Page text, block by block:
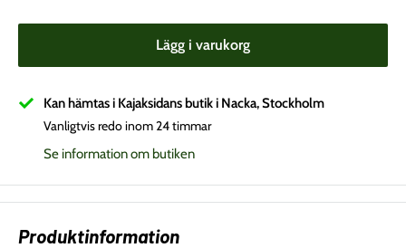
Lägg i varukorg
Kan hämtas i Kajaksidans butik i Nacka, Stockholm
Vanligtvis redo inom 24 timmar
Se information om butiken
Produktinformation